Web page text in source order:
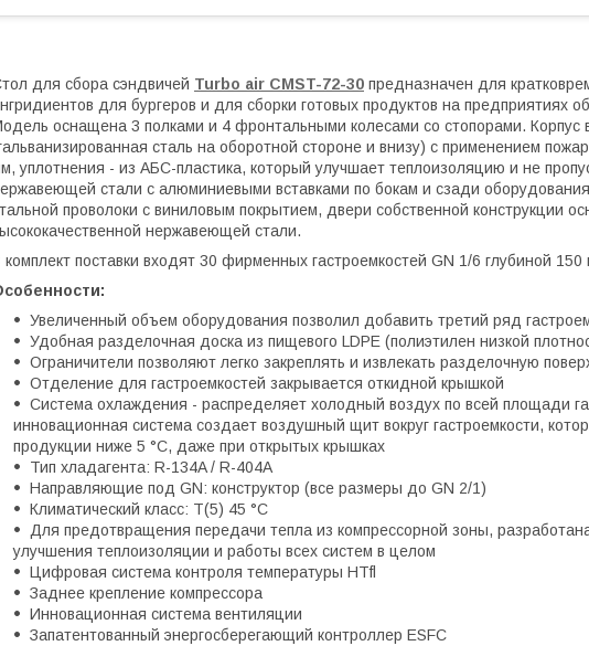
для сбора сэндвичей Turbo air CMST-72-30 предназначен для
для бургеров и для сборки готовых продуктов на предприятиях
оснащена 3 полками и 4 фронтальными колесами со стопорами.
сталь на оборотной стороне и внизу) с применением
уплотнения - из АБС-пластика, который улучшает теплоизоляцию и не
стали с алюминиевыми вставками по бокам и сзади
проволоки с виниловым покрытием, двери собственной конструкции
нержавеющей стали.
комплект поставки входят 30 фирменных гастроемкостей GN 1/6 глубиной 150
Увеличенный объем оборудования позволил добавить третий ряд
Удобная разделочная доска из пищевого LDPE (полиэтилен низкой
Ограничители позволяют легко закреплять и извлекать разделочную
Отделение для гастроемкостей закрывается откидной крышкой
Система охлаждения - распределяет холодный воздух по всей площади
инновационная система создает воздушный щит вокруг гастроемкости,
продукции ниже 5 °С, даже при открытых крышках
Тип хладагента: R-134A / R-404A
Направляющие под GN: конструктор (все размеры до GN 2/1)
Климатический класс: T(5) 45 °С
Для предотвращения передачи тепла из компрессорной зоны,
улучшения теплоизоляции и работы всех систем в целом
Цифровая система контроля температуры HTfl
Заднее крепление компрессора
Инновационная система вентиляции
Запатентованный энергосберегающий контроллер ESFC